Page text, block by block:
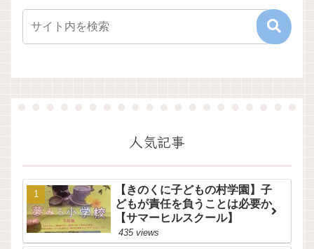
人気記事
【きのくに子どもの村学園】子
どもが責任を負うことは必要か
【サマーヒルスクール】
435 views